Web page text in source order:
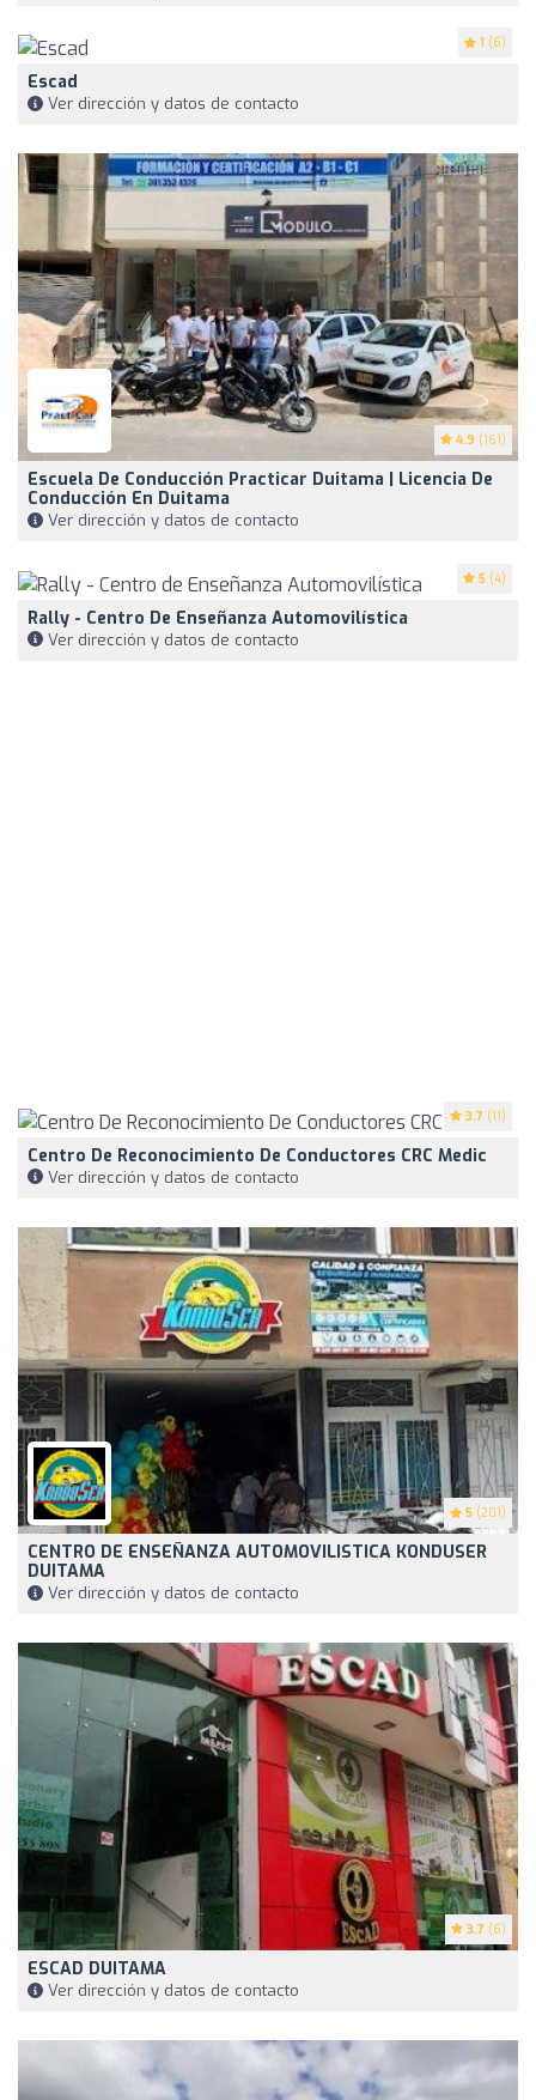
1 (6)
Escad
Ver dirección y datos de contacto
4.9 (161)
Escuela De Conducción Practicar Duitama | Licencia De
Conducción En Duitama
Ver dirección y datos de contacto
5 (4)
Rally - Centro De Enseñanza Automovilística
Ver dirección y datos de contacto
3.7 (11)
Centro De Reconocimiento De Conductores CRC Medic
Ver dirección y datos de contacto
5 (201)
CENTRO DE ENSEÑANZA AUTOMOVILISTICA KONDUSER
DUITAMA
Ver dirección y datos de contacto
3.7 (6)
ESCAD DUITAMA
Ver dirección y datos de contacto